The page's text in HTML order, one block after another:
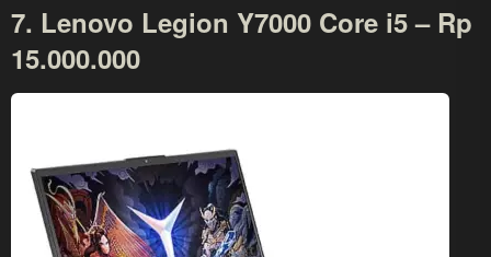
7. Lenovo Legion Y7000 Core i5 – Rp
15.000.000